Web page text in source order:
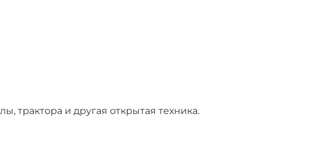
трактора и другая открытая техника.